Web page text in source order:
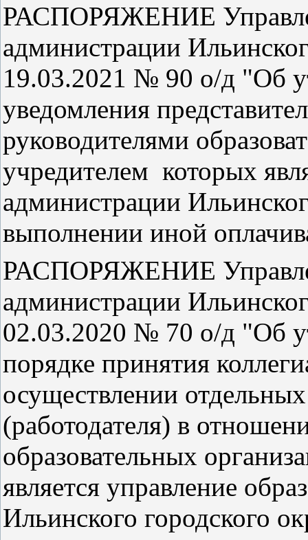
РАСПОРЯЖЕНИЕ
администрации
19.03.2021 № 90 о/д "Об
уведомления
руководителями
учредителем которых
администрации
выполнении иной
РАСПОРЯЖЕНИЕ
администрации
02.03.2020 № 70 о/д "Об
порядке принятия
осуществлении
(работодателя) в
образовательных
является управление
Ильинского городского